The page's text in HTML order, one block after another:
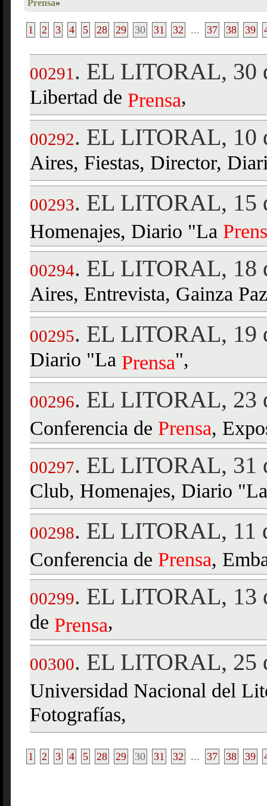
Prensa»
1 2 3 4 5 28 29 30 31 32 ... 37 38 39
00291 . EL LITORAL, 30
Libertad de Prensa,
00292. EL LITORAL, 10
Aires, Fiestas, Director,
00293. EL LITORAL, 15
Homenajes, Diario "La
00294. EL LITORAL, 18
Aires, Entrevista, Gainza
00295. EL LITORAL, 19
Diario "La Prensa",
00296. EL LITORAL, 23
Conferencia de Prensa,
00297. EL LITORAL, 31
Club, Homenajes, Diario
00298. EL LITORAL, 11
Conferencia de Prensa,
00299. EL LITORAL, 13
de Prensa,
00300. EL LITORAL, 25
Universidad Nacional del
Fotografías,
1 2 3 4 5 28 29 30 31 32 ... 37 38 39